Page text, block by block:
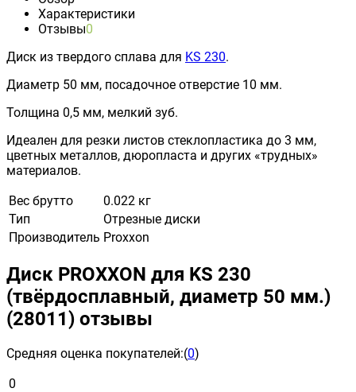
Характеристики
Отзывы0
Диск из твердого сплава для KS 230.
Диаметр 50 мм, посадочное отверстие 10 мм.
Толщина 0,5 мм, мелкий зуб.
Идеален для резки листов стеклопластика до 3 мм,
цветных металлов, дюропласта и других «трудных»
материалов.
Вес брутто
0.022 кг
Тип
Отрезные диски
Производитель Proxxon
Диск PROXXON для KS 230
(твёрдосплавный, диаметр 50 мм.)
(28011) отзывы
Средняя оценка покупателей:(0)
0